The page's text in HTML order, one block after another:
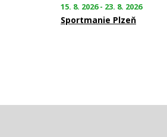
15. 8. 2026 - 23. 8. 2026
Sportmanie Plzeň